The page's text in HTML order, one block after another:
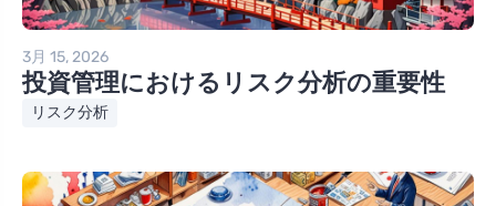
3月 15, 2026
投資管理におけるリスク分析の重要性
リスク分析